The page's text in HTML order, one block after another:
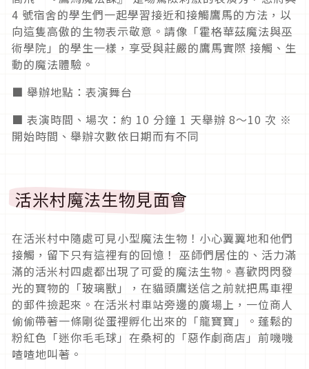
4 號宿舍的學生們一起學習接近和接觸鷹馬的方法，以
向這隻高傲的生物表示敬意。請像「霍格華茲魔法與巫
術學院」的學生一樣，享受與莊嚴的鷹馬實際 接觸、生
動的魔法體驗。
■ 舉辦地點：表演舞台
■ 表演時間、場次：約 10 分鐘 1 天舉辦 8～10 次 ※
開始時間、舉辦次數依日期而有不同
活米村魔法生物見面會
在活米村中隨處可見小型魔法生物！小心翼翼地和他們
接觸，留下只有這裡有的回憶！ 巫師們居住的、活力滿
滿的活米村四處都出現了可愛的魔法生物。喜歡閃閃發
光的寶物的「玻璃獸」，在貓頭鷹送信之前就把馬車裡
的郵件撿起來。在活米村車站旁邊的廣場上，一位商人
偷偷帶著一條剛從蛋裡孵化出來的「龍寶寶」。蓬鬆的
粉紅色「迷你毛毛球」在桑柯的「惡作劇商店」前嘰嘰
喳喳地叫著。